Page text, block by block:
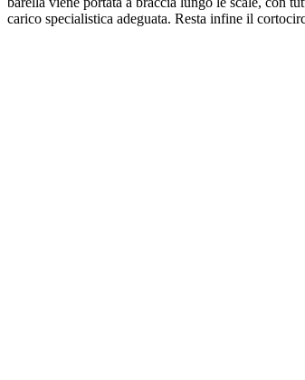
carico specialistica adeguata. Resta infine il